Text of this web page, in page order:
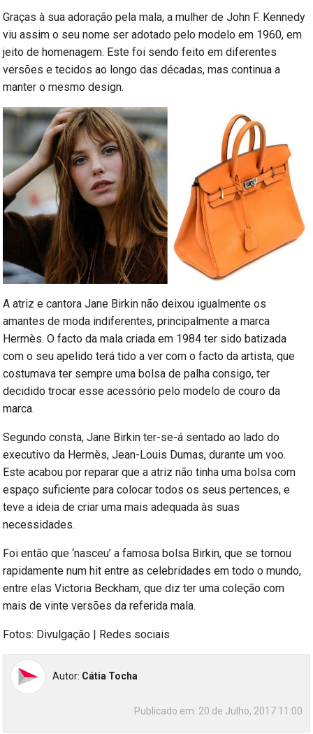
Graças à sua adoração pela mala, a mulher de John F. Kennedy
viu assim o seu nome ser adotado pelo modelo em 1960, em
jeito de homenagem. Este foi sendo feito em diferentes
versões e tecidos ao longo das décadas, mas continua a
manter o mesmo design.
A atriz e cantora Jane Birkin não deixou igualmente os
amantes de moda indiferentes, principalmente a marca
Hermès. O facto da mala criada em 1984 ter sido batizada
com o seu apelido terá tido a ver com o facto da artista, que
costumava ter sempre uma bolsa de palha consigo, ter
decidido trocar esse acessório pelo modelo de couro da
marca.
Segundo consta, Jane Birkin ter-se-á sentado ao lado do
executivo da Hermès, Jean-Louis Dumas, durante um voo.
Este acabou por reparar que a atriz não tinha uma bolsa com
espaço suficiente para colocar todos os seus pertences, e
teve a ideia de criar uma mais adequada às suas
necessidades.
Foi então que ‘nasceu’ a famosa bolsa Birkin, que se tornou
rapidamente num hit entre as celebridades em todo o mundo,
entre elas Victoria Beckham, que diz ter uma coleção com
mais de vinte versões da referida mala.
Fotos: Divulgação | Redes sociais
Autor: Cátia Tocha
Publicado em: 20 de Julho, 2017 11:00